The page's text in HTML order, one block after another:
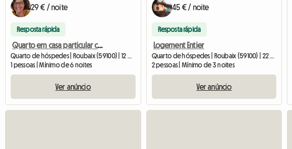
29 € / noite
Resposta rápida
Quarto em casa particular com cama de casal
Quarto de hóspedes | Roubaix (59100) | 12 M2
1 pessoas | Mínimo de 6 noites
Ver anúncio
45 € / noite
Resposta rápida
Logement Entier
Quarto de hóspedes | Roubaix (59100) | 22 M2
2 pessoas | Mínimo de 3 noites
Ver anúncio